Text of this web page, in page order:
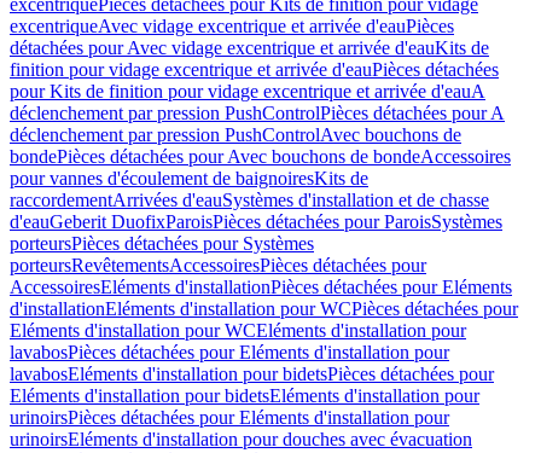
excentriquePièces détachées pour Kits de finition pour vidage
excentriqueAvec vidage excentrique et arrivée d'eauPièces
détachées pour Avec vidage excentrique et arrivée d'eauKits de
finition pour vidage excentrique et arrivée d'eauPièces détachées
pour Kits de finition pour vidage excentrique et arrivée d'eauA
déclenchement par pression PushControlPièces détachées pour A
déclenchement par pression PushControlAvec bouchons de
bondePièces détachées pour Avec bouchons de bondeAccessoires
pour vannes d'écoulement de baignoiresKits de
raccordementArrivées d'eauSystèmes d'installation et de chasse
d'eauGeberit DuofixParoisPièces détachées pour ParoisSystèmes
porteursPièces détachées pour Systèmes
porteursRevêtementsAccessoiresPièces détachées pour
AccessoiresEléments d'installationPièces détachées pour Eléments
d'installationEléments d'installation pour WCPièces détachées pour
Eléments d'installation pour WCEléments d'installation pour
lavabosPièces détachées pour Eléments d'installation pour
lavabosEléments d'installation pour bidetsPièces détachées pour
Eléments d'installation pour bidetsEléments d'installation pour
urinoirsPièces détachées pour Eléments d'installation pour
urinoirsEléments d'installation pour douches avec évacuation